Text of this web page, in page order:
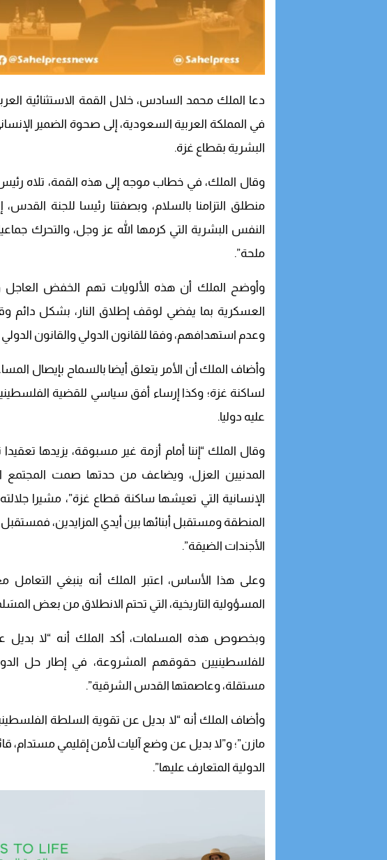
دعا الملك محمد السادس، خلال القمة الاستثنائية
في المملكة العربية السعودية، إلى صحوة الضمير
البشرية بقطاع غزة.
وقال الملك، في خطاب موجه إلى هذه القمة، تلاه
منطلق التزامنا بالسلام، وبصفتنا رئيسا للجنة
النفس البشرية التي كرمها الله عز وجل، والتحرك
ملحة”.
وأوضح الملك أن هذه الألويات تهم الخفض العاجل
العسكرية بما يفضي لوقف إطلاق النار، بشكل دائم
وعدم استهدافهم، وفقا للقانون الدولي والقانون الدولي
وأضاف الملك أن الأمر يتعلق أيضا بالسماح بإيصال
لساكنة غزة؛ وكذا إرساء أفق سياسي للقضية
عليه دوليا.
وقال الملك “إننا أمام أزمة غير مسبوقة، يزيدها
المدنيين العزل، ويضاعف من حدتها صمت المجتمع
الإنسانية التي تعيشها ساكنة قطاع غزة”، مشيرا
المنطقة ومستقبل أبنائها بين أيدي المزايدين، فمستقبل
الأجندات الضيقة”.
وعلى هذا الأساس، اعتبر الملك أنه ينبغي
المسؤولية التاريخية، التي تحتم الانطلاق من بعض
وبخصوص هذه المسلمات، أكد الملك أنه “لا
للفلسطينيين حقوقهم المشروعة، في إطار حل
مستقلة، وعاصمتها القدس الشرقية”.
وأضاف الملك أنه “لا بديل عن تقوية السلطة
مازن”؛ و”لا بديل عن وضع آليات لأمن إقليمي مستدام،
الدولية المتعارف عليها”.